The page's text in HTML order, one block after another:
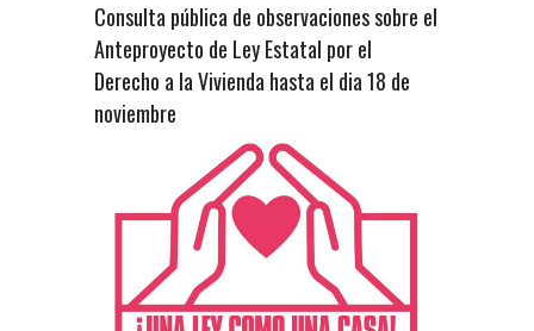
Consulta pública de observaciones sobre el
Anteproyecto de Ley Estatal por el
Derecho a la Vivienda hasta el dia 18 de
noviembre